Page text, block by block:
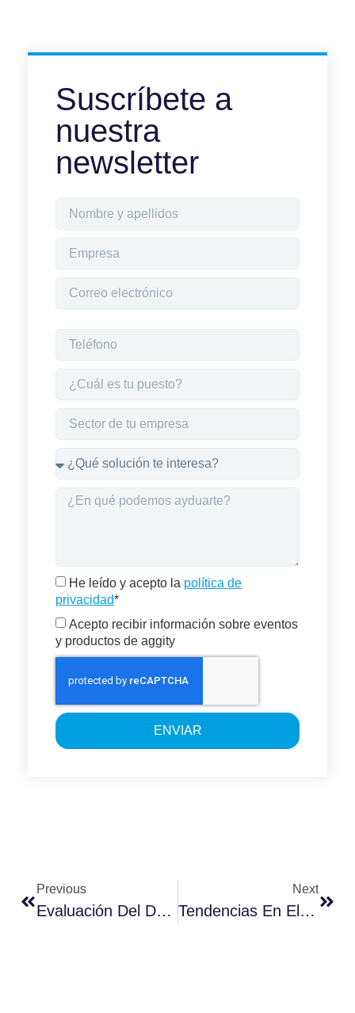
Suscríbete a
nuestra
newsletter
He leído y acepto la política de
privacidad*
Acepto recibir información sobre eventos
y productos de aggity
ENVIAR
Previous
Evaluación Del Desempeño, Clave En La Gestión De Talento
Next
Tendencias En El Sector Industry 4.0 Para 2020